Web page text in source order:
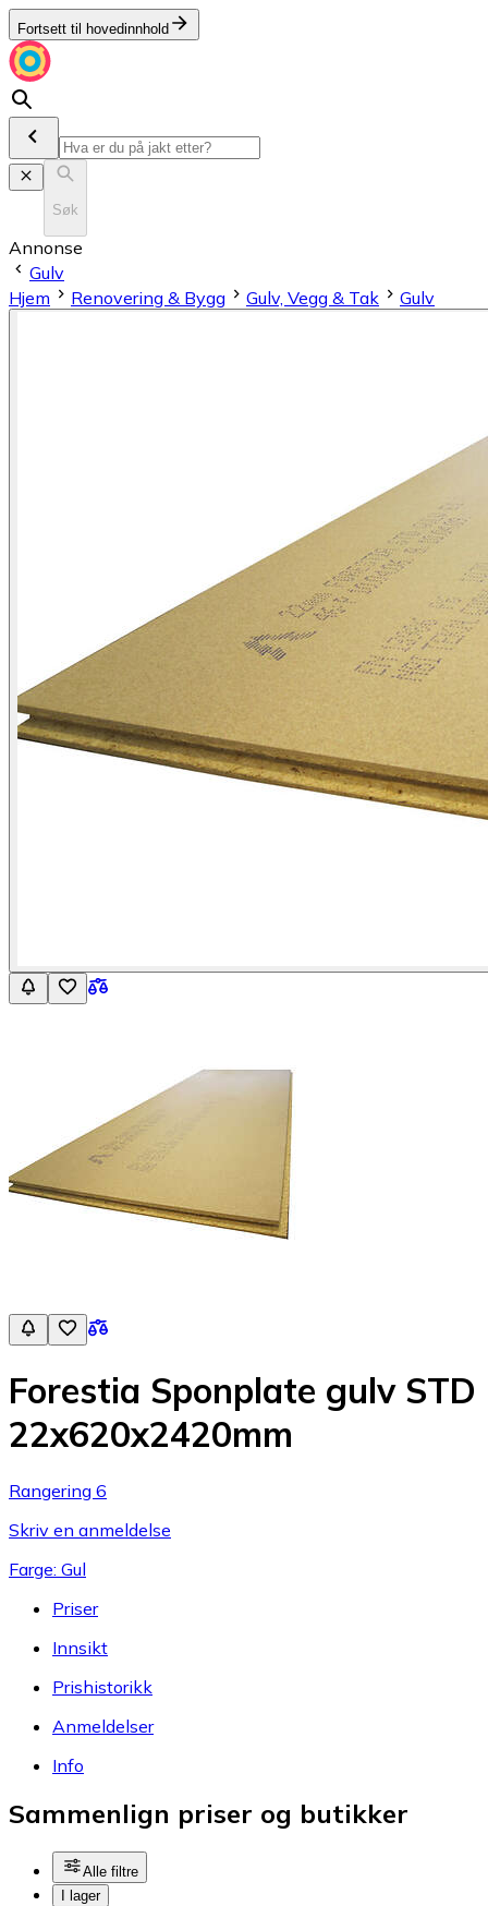
Fortsett til hovedinnhold
Søk
Annonse
Gulv
Hjem
Renovering & Bygg Gulv, Vegg & Tak Gulv
Forestia Sponplate gulv STD
22x620x2420mm
Rangering 6
Skriv en anmeldelse
Farge: Gul
Priser
Innsikt
Prishistorikk
Anmeldelser
Info
Sammenlign priser og butikker
Alle filtre
I lager